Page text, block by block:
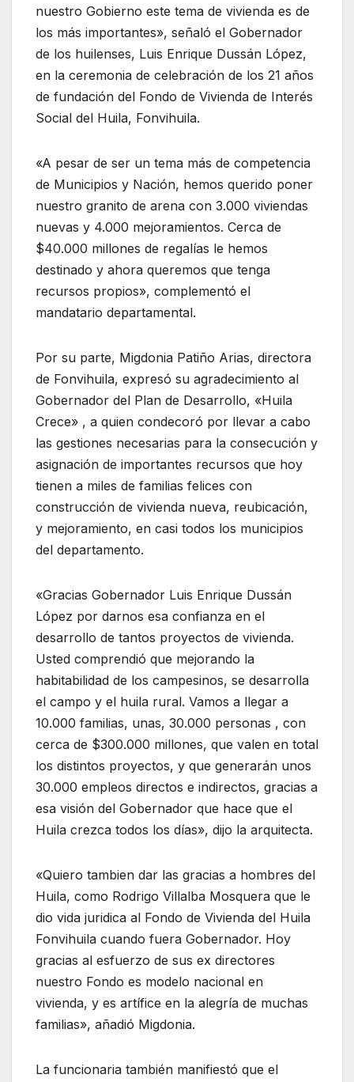
nuestro Gobierno este tema de vivienda es de
los más importantes», señaló el Gobernador
de los huilenses, Luis Enrique Dussán López,
en la ceremonia de celebración de los 21 años
de fundación del Fondo de Vivienda de Interés
Social del Huila, Fonvihuila.
«A pesar de ser un tema más de competencia
de Municipios y Nación, hemos querido poner
nuestro granito de arena con 3.000 viviendas
nuevas y 4.000 mejoramientos. Cerca de
$40.000 millones de regalías le hemos
destinado y ahora queremos que tenga
recursos propios», complementó el
mandatario departamental.
Por su parte, Migdonia Patiño Arias, directora
de Fonvihuila, expresó su agradecimiento al
Gobernador del Plan de Desarrollo, «Huila
Crece» , a quien condecoró por llevar a cabo
las gestiones necesarias para la consecución y
asignación de importantes recursos que hoy
tienen a miles de familias felices con
construcción de vivienda nueva, reubicación,
y mejoramiento, en casi todos los municipios
del departamento.
«Gracias Gobernador Luis Enrique Dussán
López por darnos esa confianza en el
desarrollo de tantos proyectos de vivienda.
Usted comprendió que mejorando la
habitabilidad de los campesinos, se desarrolla
el campo y el huila rural. Vamos a llegar a
10.000 familias, unas, 30.000 personas , con
cerca de $300.000 millones, que valen en total
los distintos proyectos, y que generarán unos
30.000 empleos directos e indirectos, gracias a
esa visión del Gobernador que hace que el
Huila crezca todos los días», dijo la arquitecta.
«Quiero tambien dar las gracias a hombres del
Huila, como Rodrigo Villalba Mosquera que le
dio vida juridica al Fondo de Vivienda del Huila
Fonvihuila cuando fuera Gobernador. Hoy
gracias al esfuerzo de sus ex directores
nuestro Fondo es modelo nacional en
vivienda, y es artífice en la alegría de muchas
familias», añadió Migdonia.
La funcionaria también manifiestó que el